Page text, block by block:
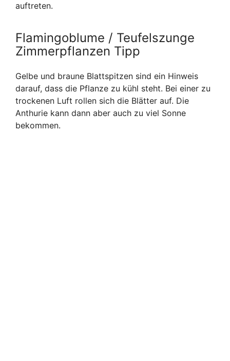
auftreten.
Flamingoblume / Teufelszunge
Zimmerpflanzen Tipp
Gelbe und braune Blattspitzen sind ein Hinweis
darauf, dass die Pflanze zu kühl steht. Bei einer zu
trockenen Luft rollen sich die Blätter auf. Die
Anthurie kann dann aber auch zu viel Sonne
bekommen.